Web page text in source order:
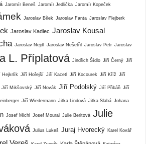
Jaromír Beneš Jaromír Jedlička Jaromír Kopeček
Jaroslav Bílek Jaroslav Fanta Jaroslav Flejberk
Jaroslav Kadlec Jaroslav Kousal
Jaroslav Nejdl Jaroslav Nešetřil Jaroslav Petr Jaroslav
L. Příplatová Jindřich Šídlo Jiří Černý Jiří
Hejkrlík Jiří Hořejší Jiří Kacetl Jiří Kocourek Jiří Kříž Jiří
Jiří Mikšovský Jiří Novák Jiří Podolský Jiří Přibáň Jiří
Jiří Wiedermann Jitka Lindová Jitka Slabá Johana
Josef Michl Josef Moural Julie Beritová Julie
Julius Lukeš Juraj Hvorecký Karel Kovář